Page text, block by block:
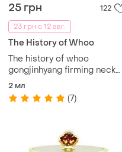
25 грн
122
23 грн с 12 авг.
The History of Whoo
The history of whoo
gongjinhyang firming neck
and face protein repair mask
2мл ночная маска
2 мл
(7)